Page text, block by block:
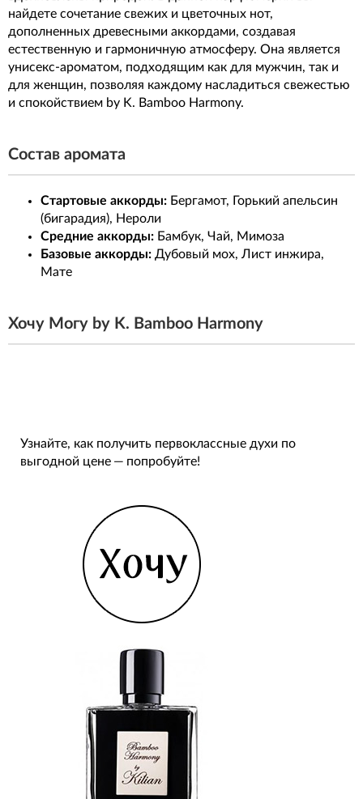
найдете сочетание свежих и цветочных нот,
дополненных древесными аккордами, создавая
естественную и гармоничную атмосферу. Она является
унисекс-ароматом, подходящим как для мужчин, так и
для женщин, позволяя каждому насладиться свежестью
и спокойствием by K. Bamboo Harmony.
Состав аромата
Стартовые аккорды: Бергамот, Горький апельсин
(бигарадия), Нероли
Средние аккорды: Бамбук, Чай, Мимоза
Базовые аккорды: Дубовый мох, Лист инжира,
Мате
Хочу Могу by K. Bamboo Harmony
Узнайте, как получить первоклассные духи по
выгодной цене — попробуйте!